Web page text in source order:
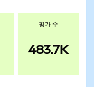
평가 수
483.7K